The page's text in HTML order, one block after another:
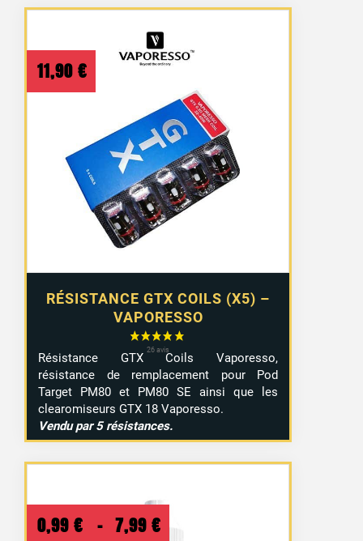
RÉSISTANCE GTX COILS (X5) –
VAPORESSO
11,90 €
Résistance GTX Coils Vaporesso,
résistance de remplacement pour Pod
Target PM80 et PM80 SE ainsi que les
clearomiseurs GTX 18 Vaporesso.
Vendu par 5 résistances.
0,99 € – 7,99 € Plage